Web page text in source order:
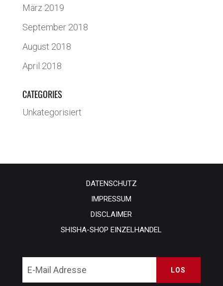
März 2019
September 2018
August 2018
April 2018
CATEGORIES
Unkategorisiert
DATENSCHUTZ
IMPRESSUM
DISCLAIMER
SHISHA-SHOP EINZELHANDEL
LOS